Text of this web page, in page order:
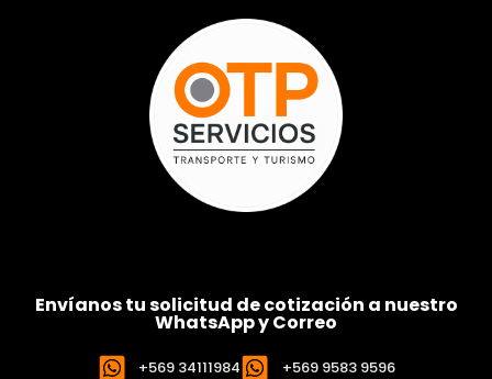
Envíanos tu solicitud de cotización a nuestro
WhatsApp y Correo
+569 34111984 +569 9583 9596